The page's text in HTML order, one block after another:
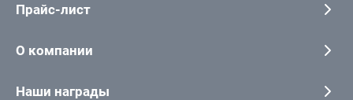
Прайс-лист
О компании
Наши награды